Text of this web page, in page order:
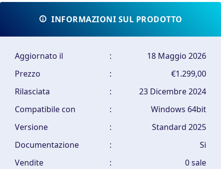
INFORMAZIONI SUL PRODOTTO
Aggiornato il :
18 Maggio 2026
Prezzo
:
€1.299,00
Rilasciata
:
23 Dicembre 2024
Compatibile con
:
Windows 64bit
Versione
:
Standard 2025
Documentazione
:
Si
Vendite
:
0 sale